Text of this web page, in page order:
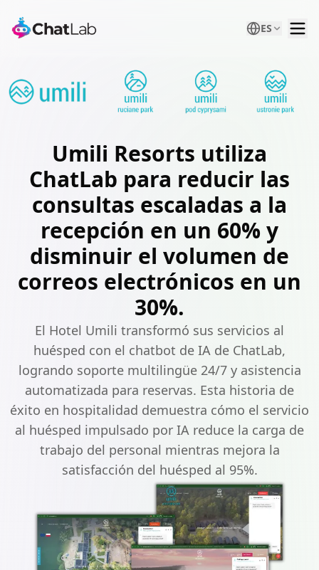
ES
Umili Resorts utiliza
ChatLab para reducir las
consultas escaladas a la
recepción en un 60% y
disminuir el volumen de
correos electrónicos en un
30%.
El Hotel Umili transformó sus servicios al
huésped con el chatbot de IA de ChatLab,
logrando soporte multilingüe 24/7 y asistencia
automatizada para reservas. Esta historia de
éxito en hospitalidad demuestra cómo el servicio
al huésped impulsado por IA reduce la carga de
trabajo del personal mientras mejora la
satisfacción del huésped al 95%.